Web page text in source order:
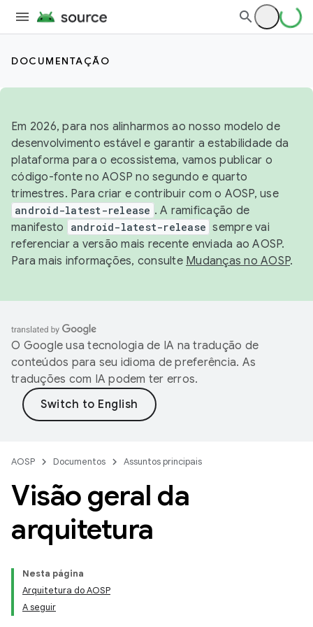
DOCUMENTAÇÃO
Em 2026, para nos alinharmos ao nosso modelo de
desenvolvimento estável e garantir a estabilidade da
plataforma para o ecossistema, vamos publicar o
código-fonte no AOSP no segundo e quarto
trimestres. Para criar e contribuir com o AOSP, use
android-latest-release . A ramificação de
manifesto
android-latest-release sempre vai
referenciar a versão mais recente enviada ao AOSP.
Para mais informações, consulte Mudanças no AOSP.
O Google usa tecnologia de IA na tradução de
conteúdos para seu idioma de preferência. As
traduções com IA podem ter erros.
AOSP Documentos Assuntos principais
Visão geral da
arquitetura
Nesta página
Arquitetura do AOSP
A seguir